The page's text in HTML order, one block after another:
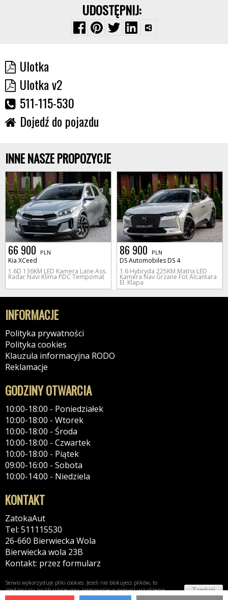
UDOSTĘPNIJ:
Ulotka
Ulotka v2
511-115-530
Dojedź do pojazdu
INNE NASZE PROPOZYCJE
66 900 PLN
Kia XCeed
1.6D 136KM LED Kamera Lane Ass.
Radar Navi Klima PDC Tempomat
86 900 PLN
DS Automobiles DS 4
1.6 Hybryda 225KM Matrix LED
Kamera Nav Grzane Fot Alcantara
El. Klapa
INFORMACJE
Polityka prywatności
Polityka cookies
Klauzula informacyjna RODO
Reklamacje
GODZINY OTWARCIA
10:00-18:00 - Poniedziałek
10:00-18:00 - Wtorek
10:00-18:00 - Środa
10:00-18:00 - Czwartek
10:00-18:00 - Piątek
09:00-16:00 - Sobota
10:00-14:00 - Niedziela
KONTAKT
ZatokaAut
Tel: 511115530
26-660 Bierwiecka Wola
Bierwiecka wola 23B
Kontakt: przez formularz
Serwis wykorzystuje pliki cookies. Jeżeli nie blokujesz plików, to
zgadzasz się na ich użycie oraz zapisywanie w pamięci urządzenia.
Więcej informacji wpolityce prywatności
Zamknij